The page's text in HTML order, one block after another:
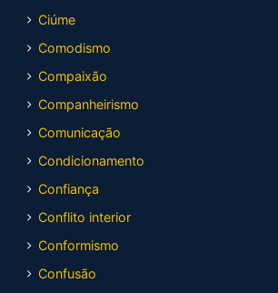
Ciúme
Comodismo
Compaixão
Companheirismo
Comunicação
Condicionamento
Confiança
Conflito interior
Conformismo
Confusão